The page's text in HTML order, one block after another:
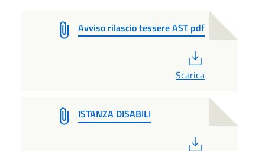
Avviso rilascio tessere AST pdf
Scarica
ISTANZA DISABILI